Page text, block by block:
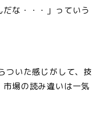
な・・・」っていう
ついた感じがして、技
場の読み違いは一気